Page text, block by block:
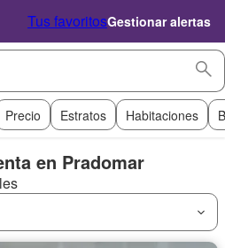
Tus favoritosGestionar alertas
Precio Estratos Habitaciones
en Pradomar